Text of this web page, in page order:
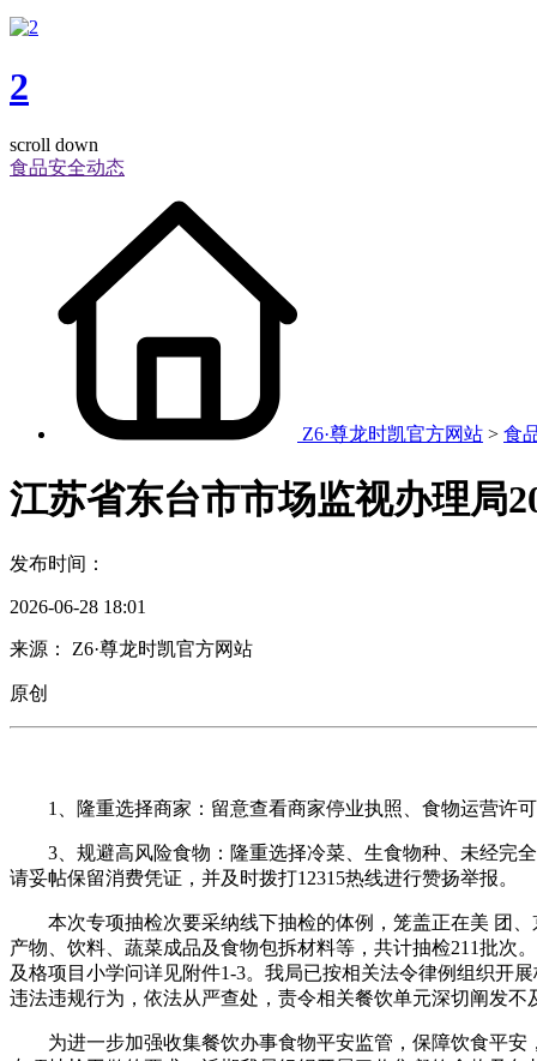
2
scroll down
食品安全动态
Z6·尊龙时凯官方网站 > 食
江苏省东台市市场监视办理局
发布时间：
2026-06-28 18:01
来源： Z6·尊龙时凯官方网站
原创
1、隆重选择商家：留意查看商家停业执照、食物运营许可
3、规避高风险食物：隆重选择冷菜、生食物种、未经完全
请妥帖保留消费凭证，并及时拨打12315热线进行赞扬举报。
本次专项抽检次要采纳线下抽检的体例，笼盖正在美 团、
产物、饮料、蔬菜成品及食物包拆材料等，共计抽检211批次
及格项目小学问详见附件1-3。我局已按相关法令律例组织开
违法违规行为，依法从严查处，责令相关餐饮单元深切阐发
为进一步加强收集餐饮办事食物平安监管，保障饮食平安